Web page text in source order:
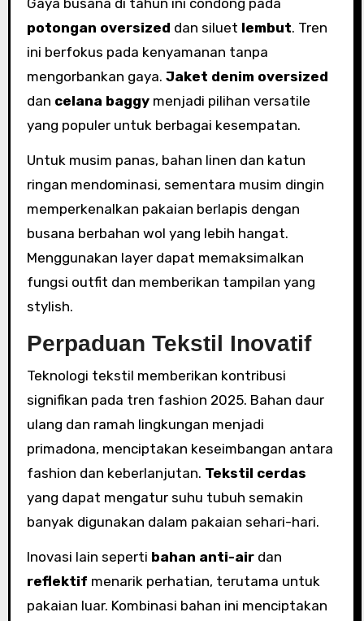
potongan oversized dan siluet lembut. Tren
ini berfokus pada kenyamanan tanpa
mengorbankan gaya. Jaket denim oversized
dan celana baggymenjadi pilihan versatile
yang populer untuk berbagai kesempatan.
Untuk musim panas, bahan linen dan katun
ringan mendominasi, sementara musim dingin
memperkenalkan pakaian berlapis dengan
busana berbahan wol yang lebih hangat.
Menggunakan layer dapat memaksimalkan
fungsi outfit dan memberikan tampilan yang
stylish.
Perpaduan Tekstil Inovatif
Teknologi tekstil memberikan kontribusi
signifikan pada tren fashion 2025. Bahan daur
ulang dan ramah lingkungan menjadi
primadona, menciptakan keseimbangan antara
fashion dan keberlanjutan. Tekstil cerdas
yang dapat mengatur suhu tubuh semakin
banyak digunakan dalam pakaian sehari-hari.
Inovasi lain seperti bahan anti-airdan
reflektif menarik perhatian, terutama untuk
pakaian luar. Kombinasi bahan ini menciptakan